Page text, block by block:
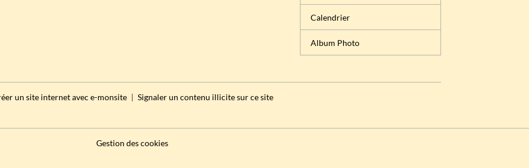
Calendrier
Album Photo
un site internet avec e-monsite Signaler un contenu illicite sur ce site
Gestion des cookies